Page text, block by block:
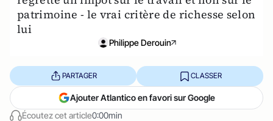
patrimoine - le vrai critère de richesse selon
lui
Philippe Derouin
Écoutez cet article0:00min
PARTAGER CLASSER
Ajouter Atlantico en favori sur Google